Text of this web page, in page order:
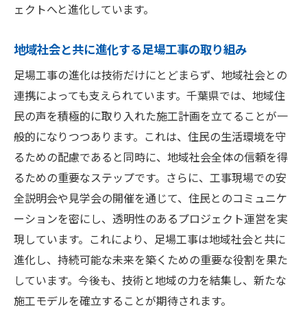
ェクトへと進化しています。
地域社会と共に進化する足場工事の取り組み
足場工事の進化は技術だけにとどまらず、地域社会との
連携によっても支えられています。千葉県では、地域住
民の声を積極的に取り入れた施工計画を立てることが一
般的になりつつあります。これは、住民の生活環境を守
るための配慮であると同時に、地域社会全体の信頼を得
るための重要なステップです。さらに、工事現場での安
全説明会や見学会の開催を通じて、住民とのコミュニケ
ーションを密にし、透明性のあるプロジェクト運営を実
現しています。これにより、足場工事は地域社会と共に
進化し、持続可能な未来を築くための重要な役割を果た
しています。今後も、技術と地域の力を結集し、新たな
施工モデルを確立することが期待されます。